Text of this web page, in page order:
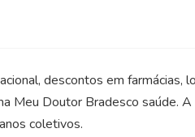
descontos em farmácias,
Meu Doutor Bradesco saúde.
coletivos.